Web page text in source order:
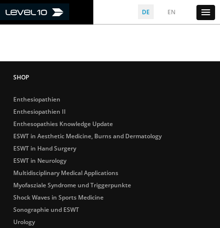
DE EN
Enthesiopathien
Enthesiopathien II
Enthesopathies Knowledge Update
ESWT in Aesthetic Medicine, Burns and Dermatology
ESWT in Hand Surgery
ESWT in Neurology
Multidisciplinary Medical Applications
Myofasziale Syndrome und Triggerpunkte
Shock Waves in Sports Medicine
Sonographie und ESWT
Urology